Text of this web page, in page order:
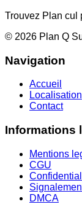
Trouvez Plan cul
© 2026 Plan Q
Navigation
Accueil
Localisation
Contact
Informations
Mentions
CGU
DMCA